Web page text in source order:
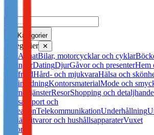
Kategorier
Kategorier ✕
AnnatBilar, motorcycklar och cyklar
tidningarDatingDjurGåvor och presenterHem
och fritidHård- och mjukvaraHälsa och
heminredningKontorsmaterialMode och
internettjänsterResorShopping och
bebisar
Sport och
rekreationTelekommunikationUnderhållning
karriär
Vitvaror och hushållsapparaterVuxet
Resor